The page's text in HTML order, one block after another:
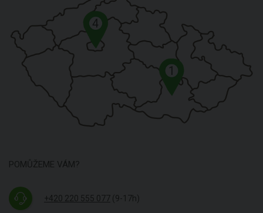
1
4
POMŮŽEME VÁM?
+420 220 555 077 (9-17h)